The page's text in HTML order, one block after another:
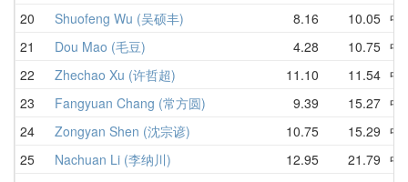
20
Shuofeng Wu (吴硕丰) 8.16 10.05 中
21
Dou Mao (毛豆) 4.28 10.75 中
22
Zhechao Xu (许哲超) 11.10 11.54 中
23
Fangyuan Chang (常方圆) 9.39 15.27 中
24
Zongyan Shen (沈宗谚) 10.75 15.29 中
25
Nachuan Li (李纳川) 12.95 21.79 中